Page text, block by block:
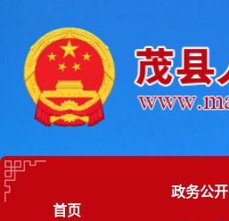
首页
政务公开